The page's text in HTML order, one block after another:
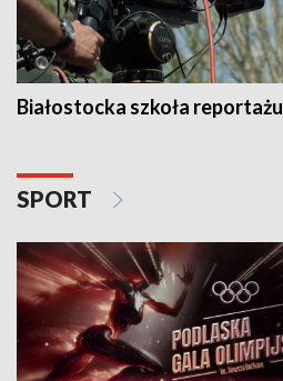
Białostocka szkoła reportażu
SPORT